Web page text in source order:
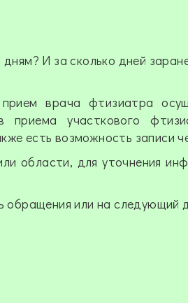
И за сколько дней
врача фтизиатра
приема участкового
есть возможность записи
области, для уточнения
обращения или на следующий